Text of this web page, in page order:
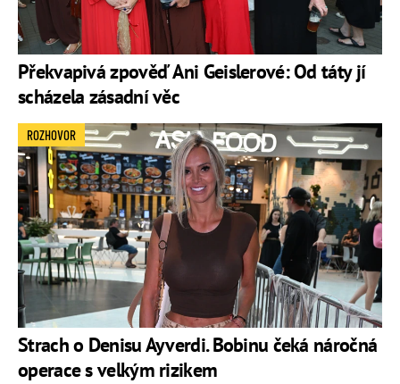
Překvapivá zpověď Ani Geislerové: Od táty jí
scházela zásadní věc
Strach o Denisu Ayverdi. Bobinu čeká náročná
operace s velkým rizikem
ROZHOVOR